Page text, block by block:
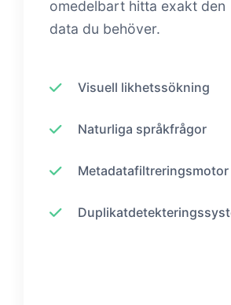
omedelbart hitta exakt den
data du behöver.
Visuell likhetssökning
Naturliga språkfrågor
Metadatafiltreringsmotor